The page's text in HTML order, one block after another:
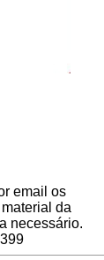
email os
da
necessário.